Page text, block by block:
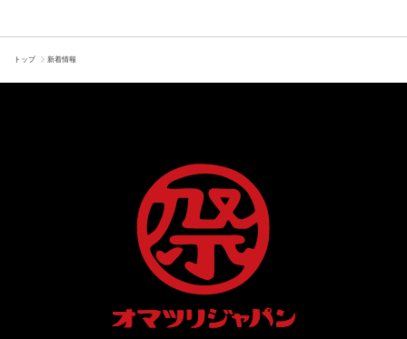
トップ 新着情報